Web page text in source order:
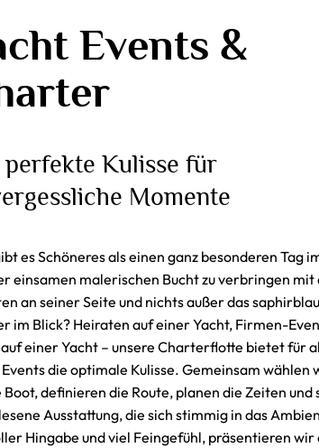
Events &
perfekte Kulisse für
Momente
es Schöneres als einen ganz besonderen Tag
einsamen malerischen Bucht zu verbringen mit
an seiner Seite und nichts außer das
im Blick?Heiraten auf einer Yacht, Firmen-
einer Yacht– unsere Charterflotte bietet für
die optimale Kulisse. Gemeinsam wählen
Boot, definieren die Route, planen die Zeiten und
Ausstattung, die sich stimmig in das
Hingabe und viel Feingefühl, präsentieren wir